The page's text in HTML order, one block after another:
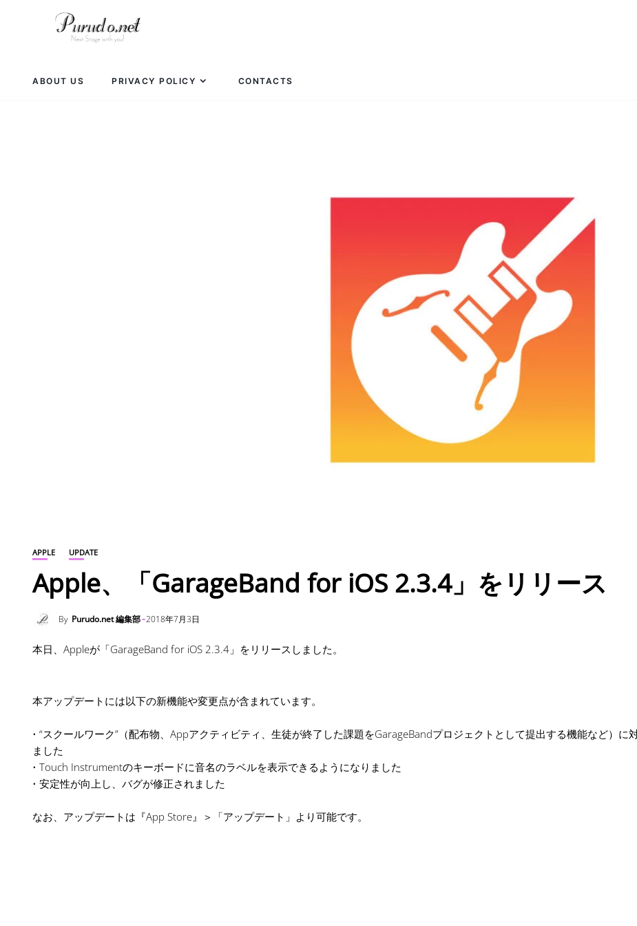
ABOUT US PRIVACY POLICY CONTACTS
APPLE UPDATE
Apple、「GarageBand for iOS 2.3.4」をリリース
By Purudo.net 編集部 2018年7月3日
本日、Appleが「GarageBand for iOS 2.3.4」をリリースしました。
本アップデートには以下の新機能や変更点が含まれています。
• “スクールワーク”（配布物、Appアクティビティ、生徒が終了した課題をGarageBandプロジェクトとして提出する機能など）に
ました
• Touch Instrumentのキーボードに音名のラベルを表示できるようになりました
• 安定性が向上し、バグが修正されました
なお、アップデートは『App Store』＞「アップデート」より可能です。